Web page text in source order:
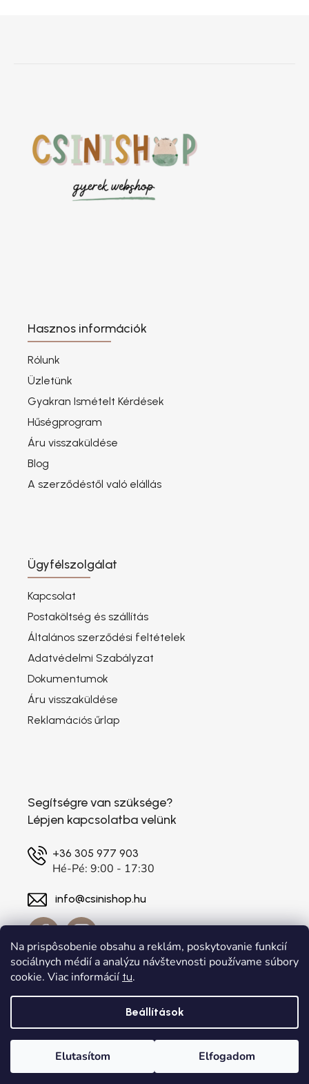
Na prispôsobenie obsahu a reklám, poskytovanie funkcií
sociálnych médií a analýzu návštevnosti používame súbory
cookie. Viac informácií tu.
Beállítások
Elutasítom Elfogadom
Hasznos információk
Rólunk
Üzletünk
Gyakran Ismételt Kérdések
Hűségprogram
Áru visszaküldése
Blog
A szerződéstől való elállás
Ügyfélszolgálat
Kapcsolat
Postaköltség és szállítás
Általános szerződési feltételek
Adatvédelmi Szabályzat
Dokumentumok
Áru visszaküldése
Reklamációs űrlap
Segítségre van szüksége?
Lépjen kapcsolatba velünk
+36 305 977 903
Hé-Pé: 9:00 - 17:30
info@csinishop.hu
Shoptet készítette a Adatelier
Copyright 2026csinishop.hu . Minden jog fenntartva.
Süti beállítások szerkesztése